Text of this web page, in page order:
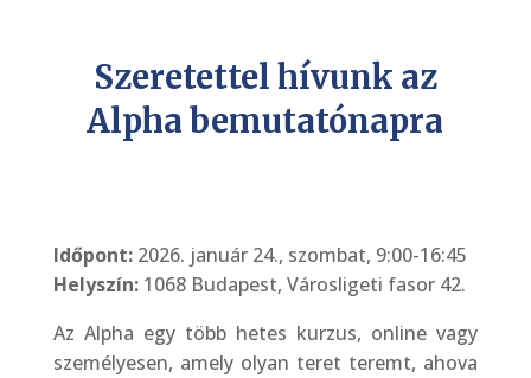
Szeretettel hívunk az
Alpha bemutatónapra
Időpont:2026. január 24., szombat, 9:00-16:45
Helyszín:1068 Budapest, Városligeti fasor 42.
Az Alpha egy több hetes kurzus, online vagy
személyesen, amely olyan teret teremt, ahova